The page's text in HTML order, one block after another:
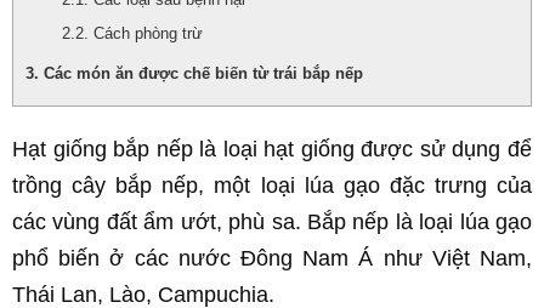
Cách phòng trừ
Các món ăn được chế biến từ trái bắp nếp
Hạt giống bắp nếp là loại hạt giống được sử dụng để
trồng cây bắp nếp, một loại lúa gạo đặc trưng của
các vùng đất ẩm ướt, phù sa. Bắp nếp là loại lúa gạo
phổ biến ở các nước Đông Nam Á như Việt Nam,
Thái Lan, Lào, Campuchia.